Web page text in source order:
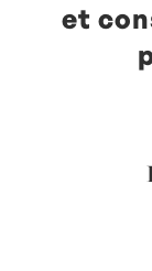
et